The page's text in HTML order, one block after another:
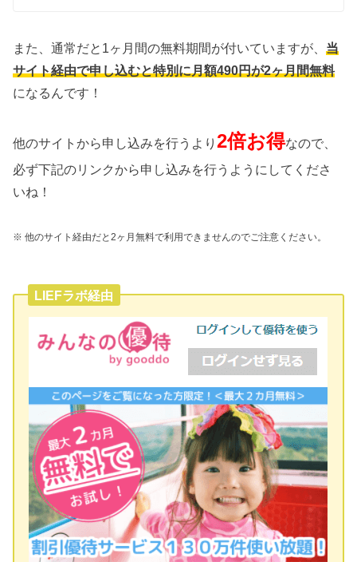
また、通常だと1ヶ月間の無料期間が付いていますが、当
サイト経由で申し込むと特別に月額490円が2ヶ月間無料
になるんです！
他のサイトから申し込みを行うより2倍お得なので、
必ず下記のリンクから申し込みを行うようにしてくださ
いね！
※ 他のサイト経由だと2ヶ月無料で利用できませんのでご注意ください。
LIEFラボ経由